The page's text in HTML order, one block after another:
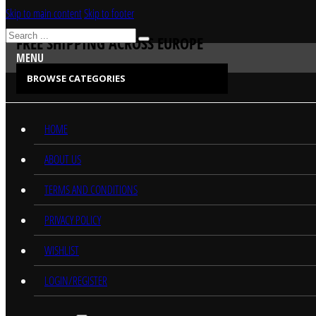
Skip to main contentSkip to footer
FREE SHIPPING ACROSS EUROPE
BROWSE CATEGORIES
Search
MENU
HOME
ABOUT US
TERMS AND CONDITIONS
PRIVACY POLICY
WISHLIST
LOGIN/REGISTER